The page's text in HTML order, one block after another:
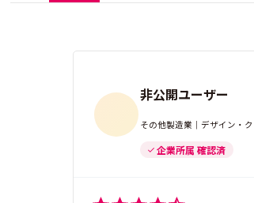
非公開ユーザー
その他製造業｜デザイン・
企業所属 確認済